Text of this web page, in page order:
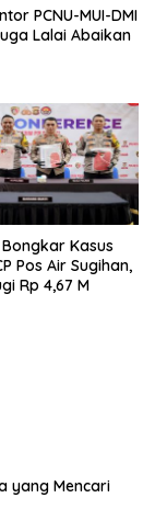
PCNU-MUI-DMI
Lalai Abaikan
Kasus
Pos Air Sugihan,
Rp 4,67 M
yang Mencari